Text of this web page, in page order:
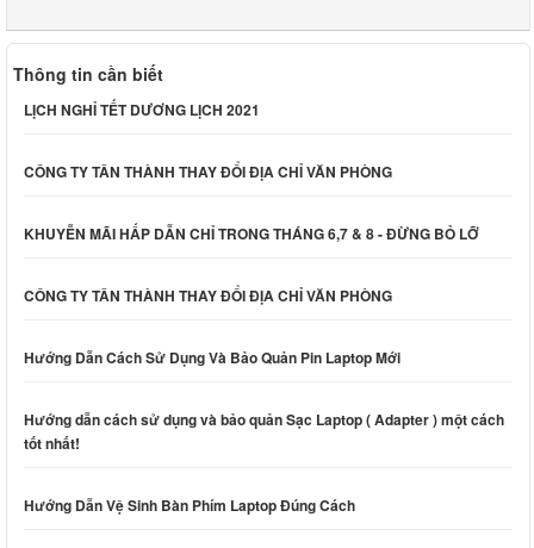
Thông tin cần biết
LỊCH NGHỈ TẾT DƯƠNG LỊCH 2021
CÔNG TY TÂN THÀNH THAY ĐỔI ĐỊA CHỈ VĂN PHÒNG
KHUYỄN MÃI HẤP DẪN CHỈ TRONG THÁNG 6,7 & 8 - ĐỪNG BỎ LỠ
CÔNG TY TÂN THÀNH THAY ĐỔI ĐỊA CHỈ VĂN PHÒNG
Hướng Dẫn Cách Sử Dụng Và Bảo Quản Pin Laptop Mới
Hướng dẫn cách sử dụng và bảo quản Sạc Laptop ( Adapter ) một cách
tốt nhất!
Hướng Dẫn Vệ Sinh Bàn Phím Laptop Đúng Cách